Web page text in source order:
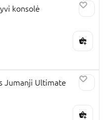
konsolė
Jumanji Ultimate